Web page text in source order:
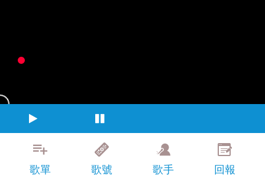
歌單 歌號 歌手
回報